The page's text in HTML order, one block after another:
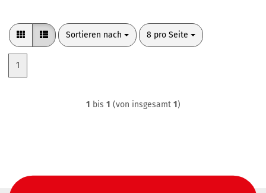
Sortieren nach
Sortieren nach 8 pro Seite
pro Seite
1
1 bis 1 (von insgesamt 1)